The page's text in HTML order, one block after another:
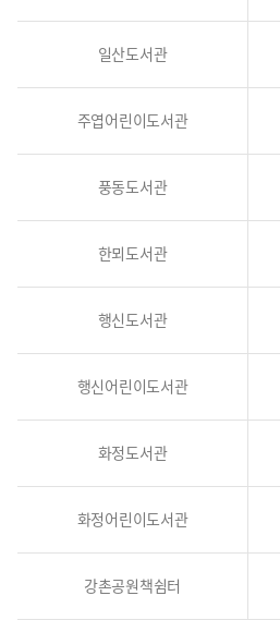
일산도서관
주엽어린이도서관
풍동도서관
한뫼도서관
행신도서관
행신어린이도서관
화정도서관
화정어린이도서관
강촌공원책쉼터